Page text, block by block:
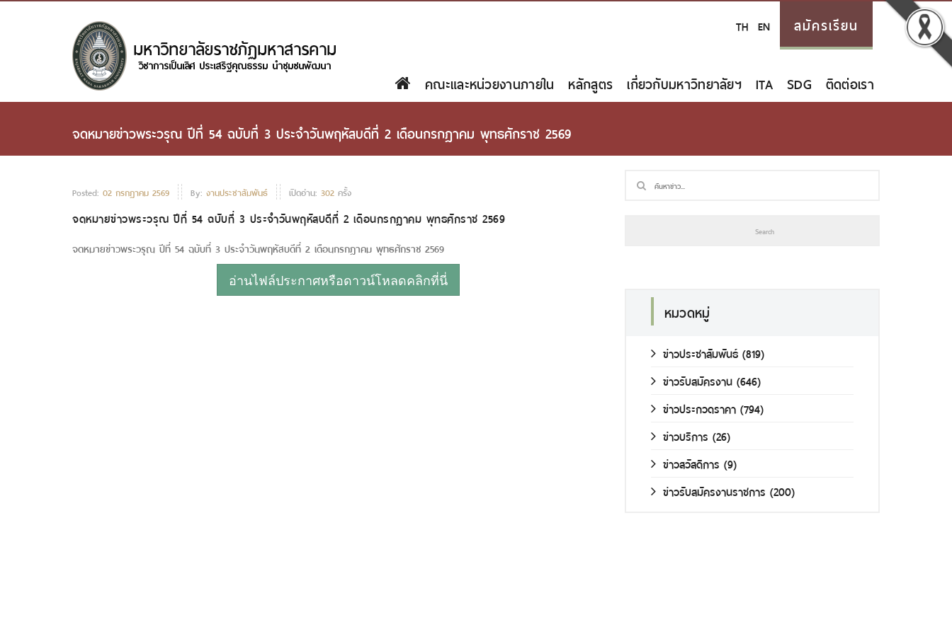
TH EN สมัครเรียน
คณะและหน่วยงานภายใน หลักสูตร เกี่ยวกับมหาวิทยาลัยฯ ITA SDG ติดต่อเรา
จดหมายข่าวพระวรุณ ปีที่ 54 ฉบับที่ 3 ประจำวันพฤหัสบดีที่ 2 เดือนกรกฎาคม พุทธศักราช 2569
Posted: 02 กรกฏาคม 2569 By: งานประชาสัมพันธ์ เปิดอ่าน: 302 ครั้ง
จดหมายข่าวพระวรุณ ปีที่ 54 ฉบับที่ 3 ประจำวันพฤหัสบดีที่ 2 เดือนกรกฎาคม พุทธศักราช 2569
จดหมายข่าวพระวรุณ ปีที่ 54 ฉบับที่ 3 ประจำวันพฤหัสบดีที่ 2 เดือนกรกฎาคม พุทธศักราช 2569
อ่านไฟล์ประกาศหรือดาวน์โหลดคลิกที่นี่
หมวดหมู่
ข่าวประชาสัมพันธ์ (819)
ข่าวรับสมัครงาน (646)
ข่าวประกวดราคา (794)
ข่าวบริการ (26)
ข่าวสวัสดิการ (9)
ข่าวรับสมัครงานราชการ (200)